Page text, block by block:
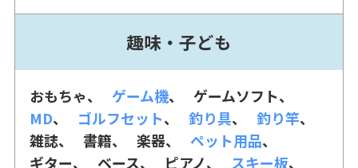
趣味・子ども
おもちゃ ゲーム機
ゲームソフト
MD
ゴルフセット 釣り具
釣り竿
雑誌
書籍 楽器
ペット用品
ギター
ベース ピアノ スキー板